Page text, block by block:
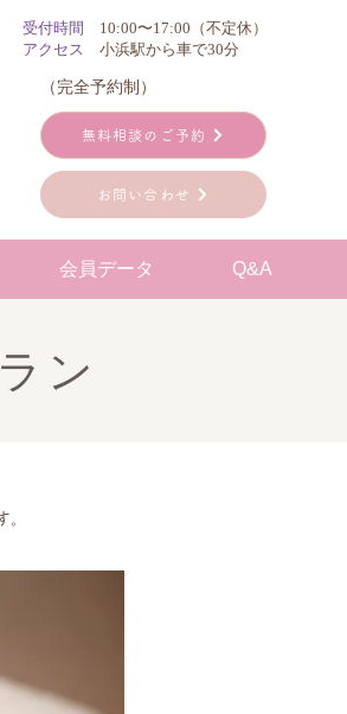
受付時間
10:00〜17:00（不定休）
アクセス 小浜駅から車で30分
​（完全予約制）
無料相談のご予約
お問い合わせ
会員データ Q&A
ン
。